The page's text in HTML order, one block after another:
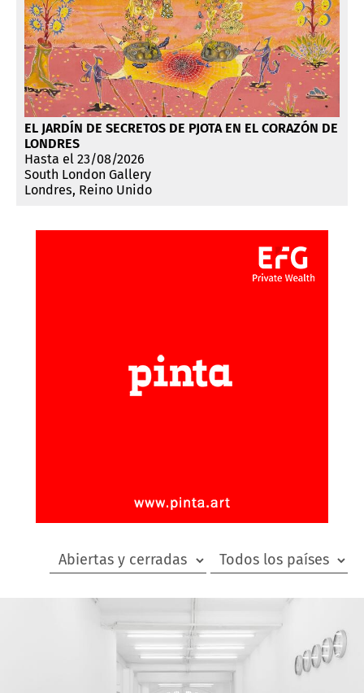
EL JARDÍN DE SECRETOS DE PJOTA EN EL CORAZÓN DE
LONDRES
Hasta el 23/08/2026
South London Gallery
Londres, Reino Unido